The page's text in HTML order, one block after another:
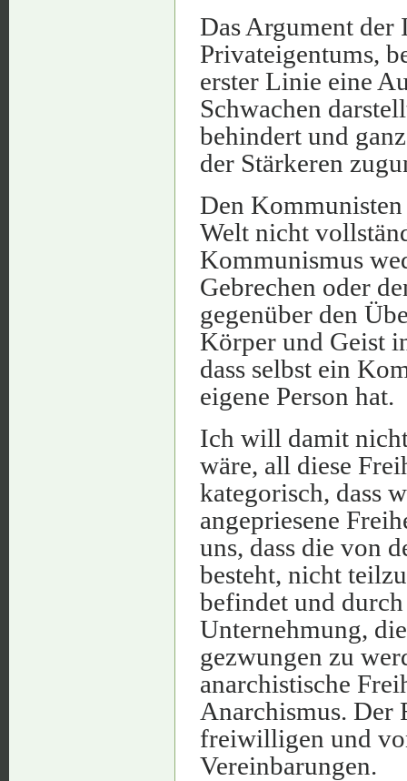
Das Argument
Privateigentums,
erster Linie eine
Schwachen
behindert und
der Stärkeren
Den
Welt nicht
Kommunismus
Gebrechen oder
gegenüber den
Körper und Geist
dass selbst ein
eigene Person hat.
Ich will damit nicht
wäre, all diese
kategorisch, dass
angepriesene
uns, dass die von
besteht, nicht
befindet und
Unternehmung,
gezwungen zu
anarchistische
Anarchismus. Der
freiwilligen und
Vereinbarungen.